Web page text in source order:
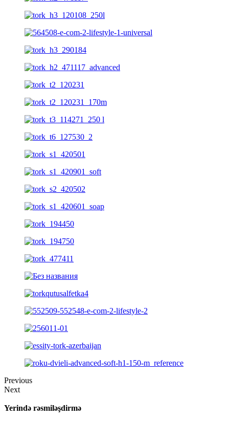
Previous
Next
Yerində rəsmiləşdirmə